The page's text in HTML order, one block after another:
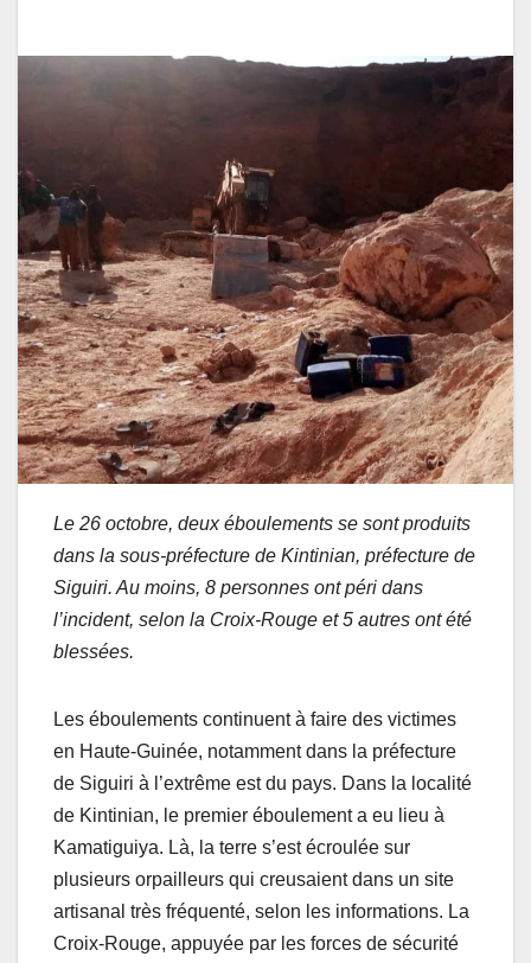
Le 26 octobre, deux éboulements se sont produits
dans la sous-préfecture de Kintinian, préfecture de
Siguiri. Au moins, 8 personnes ont péri dans
l’incident, selon la Croix-Rouge et 5 autres ont été
blessées.
Les éboulements continuent à faire des victimes
en Haute-Guinée, notamment dans la préfecture
de Siguiri à l’extrême est du pays. Dans la localité
de Kintinian, le premier éboulement a eu lieu à
Kamatiguiya. Là, la terre s’est écroulée sur
plusieurs orpailleurs qui creusaient dans un site
artisanal très fréquenté, selon les informations. La
Croix-Rouge, appuyée par les forces de sécurité